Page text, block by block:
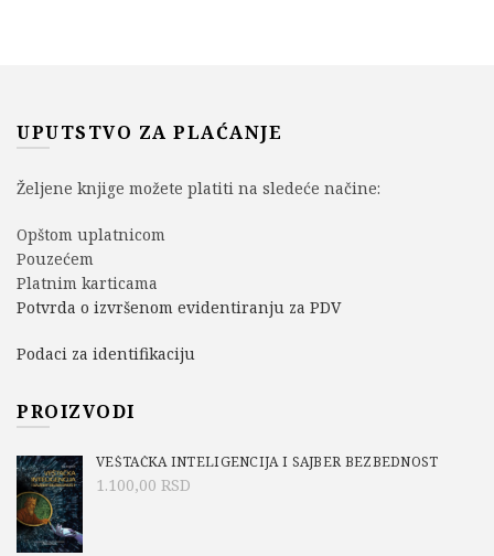
UPUTSTVO ZA PLAĆANJE
Željene knjige možete platiti na sledeće načine:
Opštom uplatnicom
Pouzećem
Platnim karticama
Potvrda o izvršenom evidentiranju za PDV
Podaci za identifikaciju
PROIZVODI
VEŠTAČKA INTELIGENCIJA I SAJBER BEZBEDNOST
1.100,00 RSD